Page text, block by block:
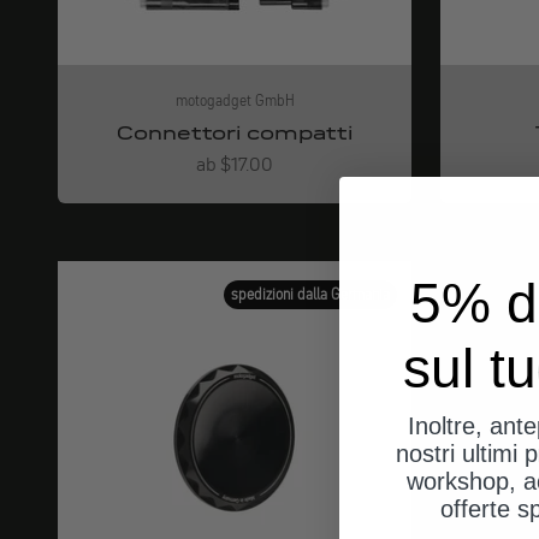
motogadget GmbH
Connettori compatti
Angebot
ab $17.00
spedizioni dalla Germania
5%
sul
Inoltre,
nostri ultimi
workshop,
offerte